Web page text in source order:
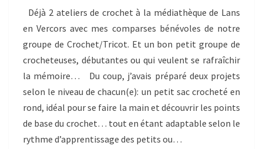
RENDU
Déjà 2 ateliers de crochet à la médiathèque de Lans
en Vercors avec mes comparses bénévoles de notre
groupe de Crochet/Tricot. Et un bon petit groupe de
crocheteuses, débutantes ou qui veulent se rafraîchir
la mémoire… Du coup, j’avais préparé deux projets
selon le niveau de chacun(e): un petit sac crocheté en
rond, idéal pour se faire la main et découvrir les points
de base du crochet… tout en étant adaptable selon le
rythme d’apprentissage des petits ou…